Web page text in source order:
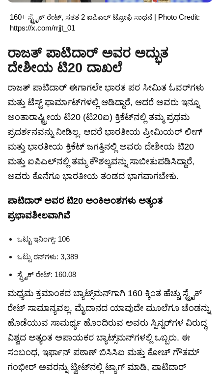
160+ ಸ್ಟ್ರೈಕ್ ರೇಟ್, ಸತತ 2 ಐಪಿಎಲ್ ಟ್ರೋಫಿ ಸಾಧನೆ | Photo Credit:
https://x.com/rrjjt_01
ರಾಜತ್ ಪಾಟಿದಾರ್ ಅವರ ಅದ್ಭುತ
ದೇಶೀಯ ಟಿ20 ದಾಖಲೆ
ರಾಜತ್ ಪಾಟಿದಾರ್ ಈಗಾಗಲೇ ಭಾರತ ಪರ ಸೀಮಿತ ಓವರ್‌ಗಳು
ಮತ್ತು ಟೆಸ್ಟ್ ಫಾರ್ಮಾಟ್‌ಗಳಲ್ಲಿ ಆಡಿದ್ದಾರೆ, ಆದರೆ ಅವರು ಇನ್ನೂ
ಅಂತಾರಾಷ್ಟ್ರೀಯ ಟಿ20 (ಟಿ20ಐ) ಕ್ರಿಕೆಟ್‌ನಲ್ಲಿ ತಮ್ಮ ಪ್ರಥಮ
ಪ್ರದರ್ಶನವನ್ನು ನೀಡಿಲ್ಲ. ಆದರೆ ಭಾರತೀಯ ಪ್ರೀಮಿಯರ್ ಲೀಗ್
ಮತ್ತು ಭಾರತೀಯ ಕ್ರಿಕೆಟ್ ಜಗತ್ತಿನಲ್ಲಿ ಅವರು ದೇಶೀಯ ಟಿ20
ಮತ್ತು ಐಪಿಎಲ್‌ನಲ್ಲಿ ತಮ್ಮ ಕೌಶಲ್ಯವನ್ನು ಸಾಬೀತುಪಡಿಸಿದ್ದಾರೆ,
ಅವರು ಕೊನೆಗೂ ಭಾರತೀಯ ತಂಡದ ಭಾಗವಾಗಬೇಕು.
ಪಾಟಿದಾರ್ ಅವರ ಟಿ20 ಅಂಕಿಅಂಶಗಳು ಅತ್ಯಂತ
ಪ್ರಭಾವಶೀಲವಾಗಿವೆ
ಒಟ್ಟು ಇನಿಂಗ್ಸ್: 106
ಒಟ್ಟು ರನ್‌ಗಳು: 3,389
ಸ್ಟ್ರೈಕ್ ರೇಟ್: 160.08
ಮಧ್ಯಮ ಕ್ರಮಾಂಕದ ಬ್ಯಾಟ್ಸ್‌ಮನ್‌ಗಾಗಿ 160 ಕ್ಕಿಂತ ಹೆಚ್ಚು ಸ್ಟ್ರೈಕ್
ರೇಟ್ ಸಾಮಾನ್ಯವಲ್ಲ. ಮೈದಾನದ ಯಾವುದೇ ಮೂಲೆಗೂ ಚೆಂಡನ್ನು
ಹೊಡೆಯುವ ಸಾಮರ್ಥ್ಯ ಹೊಂದಿರುವ ಅವರು ಸ್ಪಿನ್ನರ್‌ಗಳ ವಿರುದ್ಧ
ವಿಶ್ವದ ಅತ್ಯಂತ ಅಪಾಯಕರ ಬ್ಯಾಟ್ಸ್‌ಮನ್‌ಗಳಲ್ಲಿ ಒಬ್ಬರು. ಈ
ಸಂಬಂಧ, ಇರ್ಫಾನ್ ಪಠಾಣ್ ಬಿಸಿಸಿಐ ಮತ್ತು ಕೋಚ್ ಗೌತಮ್
ಗಂಭೀರ್ ಅವರನ್ನು ಟ್ವೀಟ್‌ನಲ್ಲಿ ಟ್ಯಾಗ್ ಮಾಡಿ, ಪಾಟಿದಾರ್